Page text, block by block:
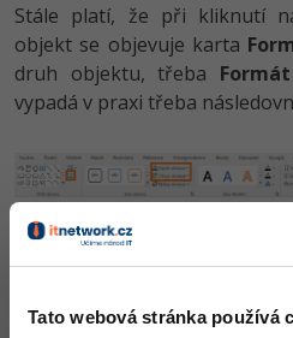
Tato webová stránka používá
Stále platí, že při kliknutí
objekt se objevuje karta
druh objektu, třeba
vypadá v praxi třeba
Všimněte si tří oranžově
uprostřed. Tam se nachází
výplně.